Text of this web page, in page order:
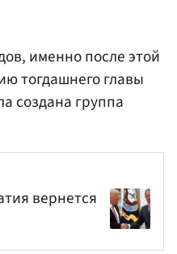
именно после этой
тогдашнего главы
создана группа
вернется